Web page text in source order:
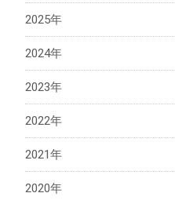
2025年
2024年
2023年
2022年
2021年
2020年